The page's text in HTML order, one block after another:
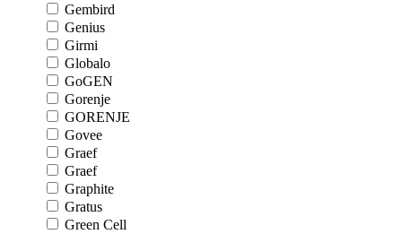
Gembird
Genius
Girmi
Globalo
GoGEN
Gorenje
GORENJE
Govee
Graef
Graef
Graphite
Gratus
Green Cell